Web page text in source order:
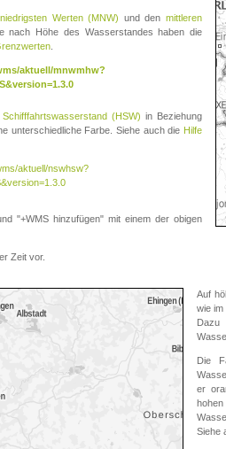
Werten (MNW) und denmittleren
nach Höhe des Wasserstandes haben die
aktuell/mnwmhw?
(HSW) in Beziehung
unterschiedliche Farbe. Siehe auch die Hilfe
aktuell/nswhsw?
"+WMS hinzufügen" mit einem der obigen
Zeit vor.
Auf
wie im
Dazu
Die
er
Siehe